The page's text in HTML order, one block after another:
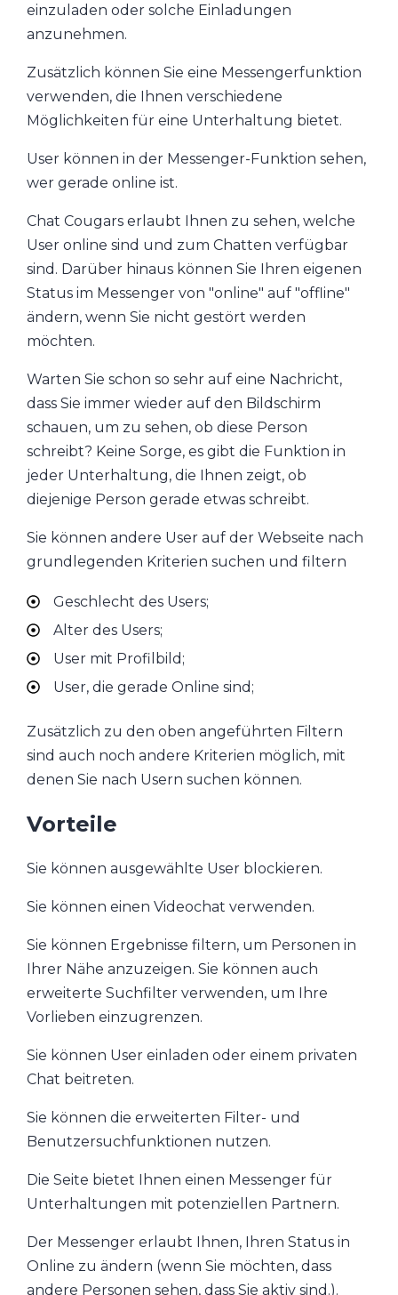
einzuladen oder solche Einladungen
anzunehmen.
Zusätzlich können Sie eine Messengerfunktion
verwenden, die Ihnen verschiedene
Möglichkeiten für eine Unterhaltung bietet.
User können in der Messenger-Funktion sehen,
wer gerade online ist.
Chat Cougars erlaubt Ihnen zu sehen, welche
User online sind und zum Chatten verfügbar
sind. Darüber hinaus können Sie Ihren eigenen
Status im Messenger von "online" auf "offline"
ändern, wenn Sie nicht gestört werden
möchten.
Warten Sie schon so sehr auf eine Nachricht,
dass Sie immer wieder auf den Bildschirm
schauen, um zu sehen, ob diese Person
schreibt? Keine Sorge, es gibt die Funktion in
jeder Unterhaltung, die Ihnen zeigt, ob
diejenige Person gerade etwas schreibt.
Sie können andere User auf der Webseite nach
grundlegenden Kriterien suchen und filtern
Geschlecht des Users;
Alter des Users;
User mit Profilbild;
User, die gerade Online sind;
Zusätzlich zu den oben angeführten Filtern
sind auch noch andere Kriterien möglich, mit
denen Sie nach Usern suchen können.
Vorteile
Sie können ausgewählte User blockieren.
Sie können einen Videochat verwenden.
Sie können Ergebnisse filtern, um Personen in
Ihrer Nähe anzuzeigen. Sie können auch
erweiterte Suchfilter verwenden, um Ihre
Vorlieben einzugrenzen.
Sie können User einladen oder einem privaten
Chat beitreten.
Sie können die erweiterten Filter- und
Benutzersuchfunktionen nutzen.
Die Seite bietet Ihnen einen Messenger für
Unterhaltungen mit potenziellen Partnern.
Der Messenger erlaubt Ihnen, Ihren Status in
Online zu ändern (wenn Sie möchten, dass
andere Personen sehen, dass Sie aktiv sind.).